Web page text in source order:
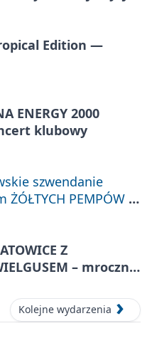
Edition —
ENERGY 2000
klubowy
szwendanie
PEMPÓW z
Z
– mroczne
Kolejne wydarzenia